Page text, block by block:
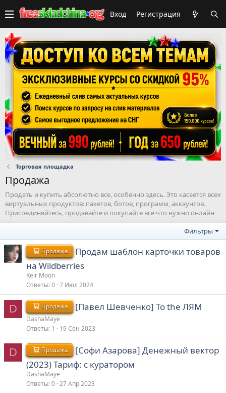
Вход Регистрация
Торговая площадка
Продажа
Продать и купить абсолютно все, особенно здесь. Это касается всех
виртуальных продуктов: пакетов, ботов, программ, аккаунтов.
Присоединяйтесь, продавайте и покупайте все что нужно онлайн
Фильтры
Продажа
Продам шаблон карточки товаров
на Wildberries
Keir Moon
Ответы 0 7 Июл 2024
D Продажа [Павел Шевченко] To the ЛЯМ
DashaMaye
Ответы 1 19 Сен 2023
D Продажа
[Софи Азарова] Денежный вектор
(2023) Тариф: с куратором
DashaMaye
Ответы 0 27 Апр 2023